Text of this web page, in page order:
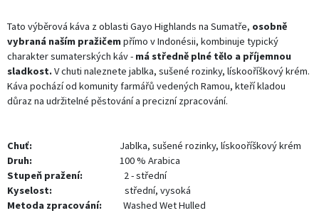
Tato výběrová káva z oblasti Gayo Highlands na Sumatře, osobně
vybraná naším pražičempřímo v Indonésii, kombinuje typický
charakter sumaterských káv - má středně plné tělo a příjemnou
sladkost.V chuti naleznete jablka, sušené rozinky, lískooříškový krém.
Káva pochází od komunity farmářů vedených Ramou, kteří kladou
důraz na udržitelné pěstování a precizní zpracování.
Chuť:
​Jablka, sušené rozinky, lískooříškový krém
Druh:
100 % Arabica
Stupeň pražení:
2 - střední
Kyselost:
střední, vysoká
Metoda zpracování:
Washed Wet Hulled